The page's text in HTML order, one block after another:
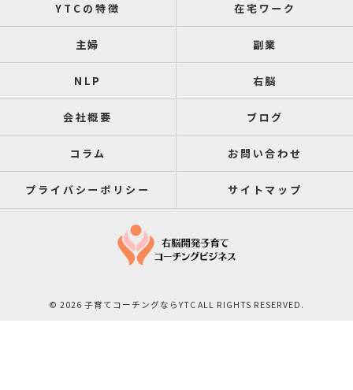
YTCの特徴 在宅ワーク
主婦 副業
NLP 右脳
会社概要 ブログ
コラム お問い合わせ
プライバシーポリシー サイトマップ
© 2026 子育てコーチングならYTC ALL RIGHTS RESERVED.